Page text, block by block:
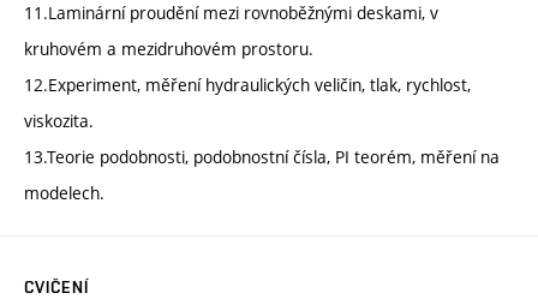
11.Laminární proudění mezi rovnoběžnými deskami, v
kruhovém a mezidruhovém prostoru.
12.Experiment, měření hydraulických veličin, tlak, rychlost,
viskozita.
13.Teorie podobnosti, podobnostní čísla, PI teorém, měření na
modelech.
CVIČENÍ